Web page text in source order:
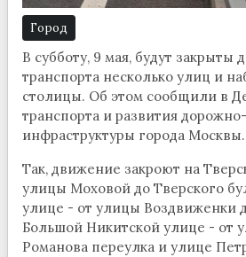
Город
В субботу, 9 мая, будут закрыты
транспорта несколько улиц и
столицы. Об этом сообщили в
транспорта и развития
инфраструктуры города Москвы.
Так, движение закроют на
улицы Моховой до Тверского
улице - от улицы Воздвиженки
Большой Никитской улице - от
Романова переулка и улице